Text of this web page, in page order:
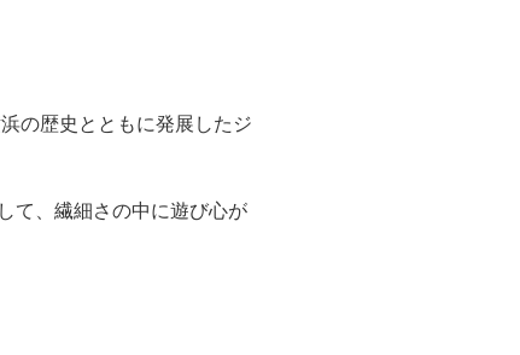
の歴史とともに発展したジ
て、繊細さの中に遊び心が